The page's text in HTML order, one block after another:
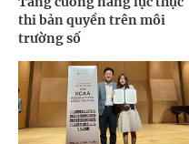
thi bản quyền trên môi
trường số